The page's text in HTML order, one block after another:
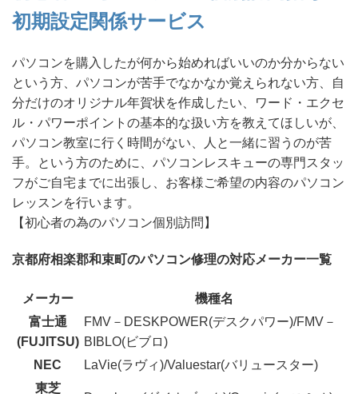
初期設定関係サービス
パソコンを購入したが何から始めればいいのか分からない
という方、パソコンが苦手でなかなか覚えられない方、自
分だけのオリジナル年賀状を作成したい、ワード・エクセ
ル・パワーポイントの基本的な扱い方を教えてほしいが、
パソコン教室に行く時間がない、人と一緒に習うのが苦
手。という方のために、パソコンレスキューの専門スタッ
フがご自宅までに出張し、お客様ご希望の内容のパソコン
レッスンを行います。
【初心者の為のパソコン個別訪問】
京都府相楽郡和束町のパソコン修理の対応メーカー一覧
メーカー
機種名
富士通
(FUJITSU)
FMV－DESKPOWER(デスクパワー)/FMV－
BIBLO(ビブロ)
NEC
LaVie(ラヴィ)/Valuestar(バリュースター)
東芝